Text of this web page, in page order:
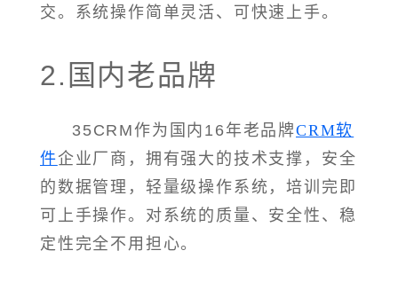
交。系统操作简单灵活、可快速上手。
2.国内老品牌
35CRM作为国内16年老品牌CRM软
件企业厂商，拥有强大的技术支撑，安全
的数据管理，轻量级操作系统，培训完即
可上手操作。对系统的质量、安全性、稳
定性完全不用担心。